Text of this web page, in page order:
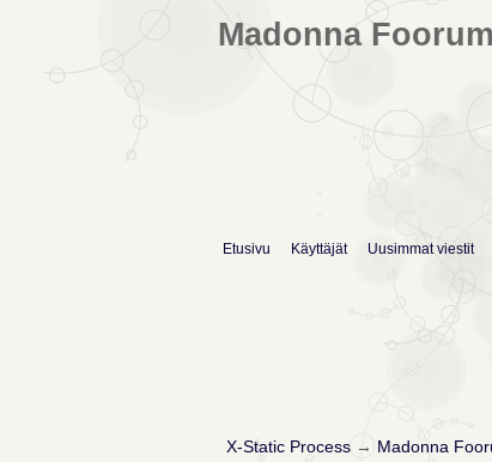
Madonna
Etusivu Käyttäjät Uusimmat viestit
X-Static Process→ Madonna